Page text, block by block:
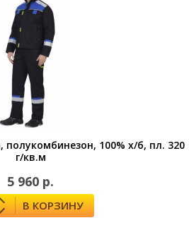
100% х/б, пл. 320
г/кв.м
5 960 р.
В КОРЗИНУ